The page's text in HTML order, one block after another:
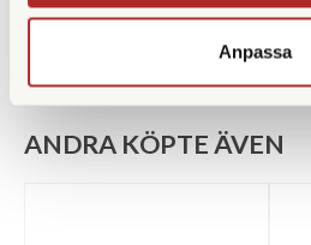
Anpassa
ANDRA KÖPTE ÄVEN